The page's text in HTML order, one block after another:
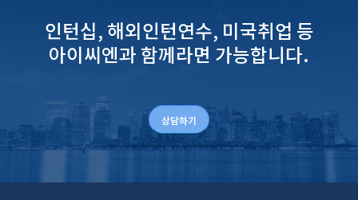
인턴십, 해외인턴연수, 미국취업 등
아이씨엔과 함께라면 가능합니다.
상담하기